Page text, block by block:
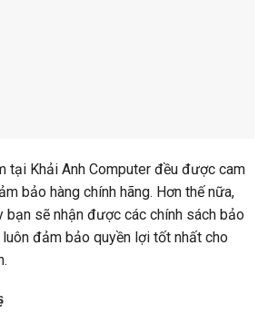
tại Khải Anh Computer đều được cam
bảo hàng chính hãng. Hơn thế nữa,
bạn sẽ nhận được các chính sách bảo
đảm bảo quyền lợi tốt nhất cho